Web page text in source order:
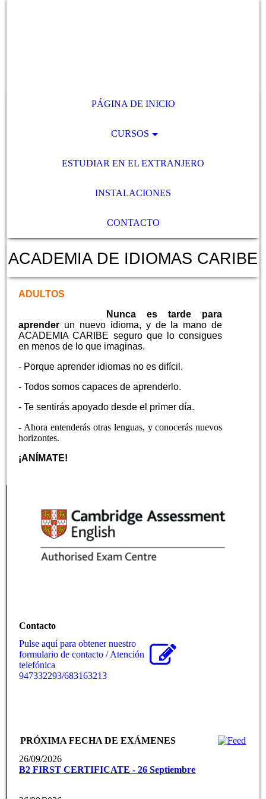
PÁGINA DE INICIO
CURSOS
ESTUDIAR EN EL EXTRANJERO
INSTALACIONES
CONTACTO
ACADEMIA DE IDIOMAS CARIBE
ADULTOS
Nunca es tarde para
aprender un nuevo idioma, y de la mano de
ACADEMIA CARIBE seguro que lo consigues
en menos de lo que imaginas.
- Porque aprender idiomas no es difícil.
- Todos somos capaces de aprenderlo.
- Te sentirás apoyado desde el primer día.
- Ahora entenderás otras lenguas, y conocerás nuevos
horizontes.
¡ANÍMATE!
Contacto
Pulse aquí para obtener nuestro
formulario de contacto / Atención
telefónica
947332293/683163213
PRÓXIMA FECHA DE EXÁMENES
26/09/2026
B2 FIRST CERTIFICATE - 26 Septiembre